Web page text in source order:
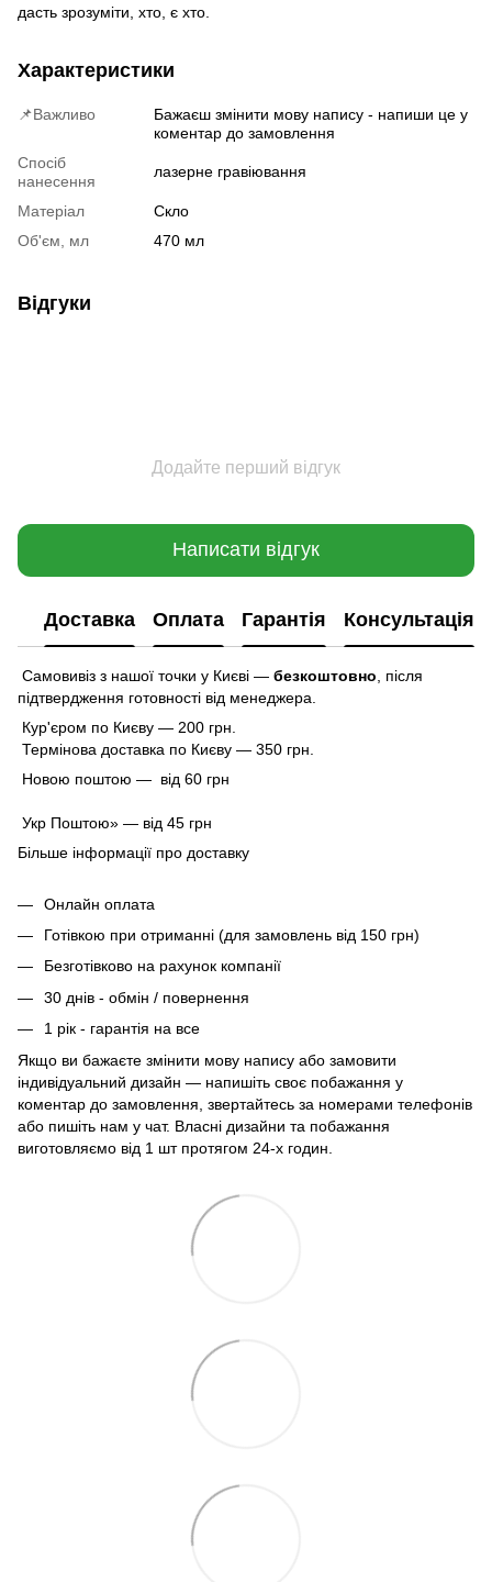
дасть зрозуміти, хто, є хто.
Характеристики
📌Важливо
Бажаєш змінити мову напису - напиши це у
коментар до замовлення
Спосіб
нанесення
лазерне гравіювання
Матеріал
Скло
Об'єм, мл
470 мл
Відгуки
Додайте перший відгук
Написати відгук
Доставка Оплата Гарантія Консультація
Самовивіз з нашої точки у Києві — безкоштовно
після
підтвердження готовності від менеджера.
Кур'єром по Києву — 200 грн.
Термінова доставка по Києву — 350 грн.
Новою поштою — від 60 грн
Укр Поштою» — від 45 грн
Більше інформації про доставку
Онлайн оплата
Готівкою при отриманні (для замовлень від 150 грн)
Безготівково на рахунок компанії
30 днів - обмін / повернення
1 рік - гарантія на все
Якщо ви бажаєте змінити мову напису або замовити
індивідуальний дизайн — напишіть своє побажання у
коментар до замовлення, звертайтесь за номерами телефонів
або пишіть нам у чат. Власні дизайни та побажання
виготовляємо від 1 шт протягом 24-х годин.